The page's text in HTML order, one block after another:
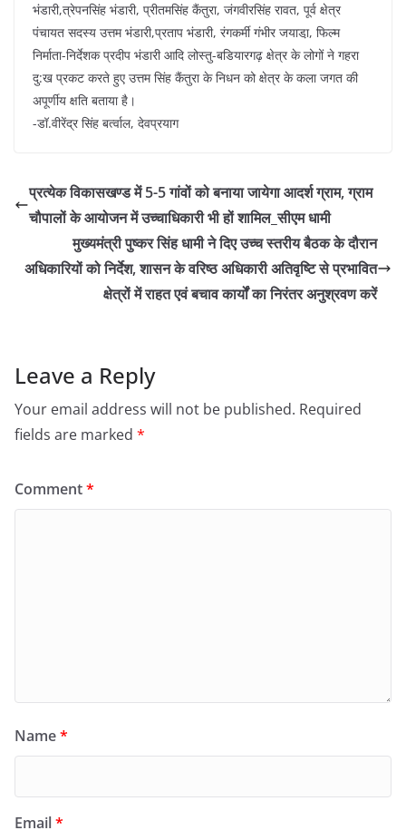
भंडारी,त्रेपनसिंह भंडारी, प्रीतमसिंह कैंतुरा, जंगवीरसिंह रावत, पूर्व क्षेत्र
पंचायत सदस्य उत्तम भंडारी,प्रताप भंडारी, रंगकर्मी गंभीर जयाडा़, फिल्म
निर्माता-निर्देशक प्रदीप भंडारी आदि लोस्तु-बडियारगढ़ क्षेत्र के लोगों ने गहरा
दु:ख प्रकट करते हुए उत्तम सिंह कैंतुरा के निधन को क्षेत्र के कला जगत की
अपूर्णीय क्षति बताया है।
-डॉ.वीरेंद्र सिंह बर्त्वाल, देवप्रयाग
प्रत्येक विकासखण्ड में 5-5 गांवों को बनाया जायेगा आदर्श ग्राम, ग्राम
चौपालों के आयोजन में उच्चाधिकारी भी हों शामिल_सीएम धामी
मुख्यमंत्री पुष्कर सिंह धामी ने दिए उच्च स्तरीय बैठक के दौरान
अधिकारियों को निर्देश, शासन के वरिष्ठ अधिकारी अतिवृष्टि से प्रभावित
क्षेत्रों में राहत एवं बचाव कार्यों का निरंतर अनुश्रवण करें
Leave a Reply
Your email address will not be published. Required
fields are marked *
Comment*
Name*
Email*